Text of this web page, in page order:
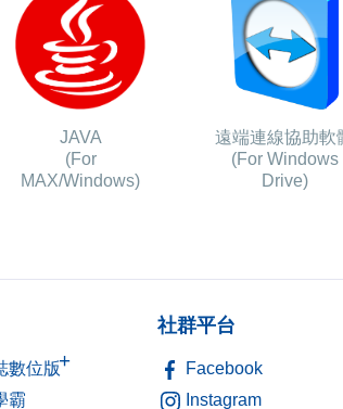
JAVA
(For
MAX/Windows)
遠端連線協助軟
(For Windows
Drive)
數位版+
霸
社群平台
Facebook
Instagram